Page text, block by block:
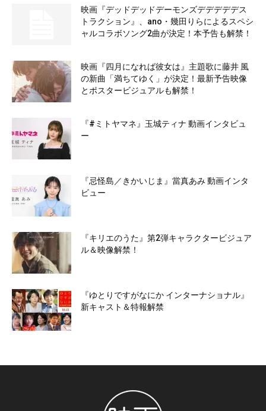
映画『デッドデッドデーモンズデデデデデス
トラクション』、ano・幾田りらによるスペシ
ャルコラボソング2曲が決定！本予告も解禁！
映画『四月になれば彼女は』主題歌に藤井 風
の新曲「満ちてゆく」が決定！最新予告映像
とポスタービジュアルも解禁！
『#ミトヤマネ』玉城ティナ 動画インタビュ
ー
『忌怪島／きかいじま』當真あみ 動画インタ
ビュー
『キリエのうた』第2弾キャラクタービジュア
ル＆映像解禁！
『ゆとりですがなにか インターナショナル』
新キャスト＆特報解禁